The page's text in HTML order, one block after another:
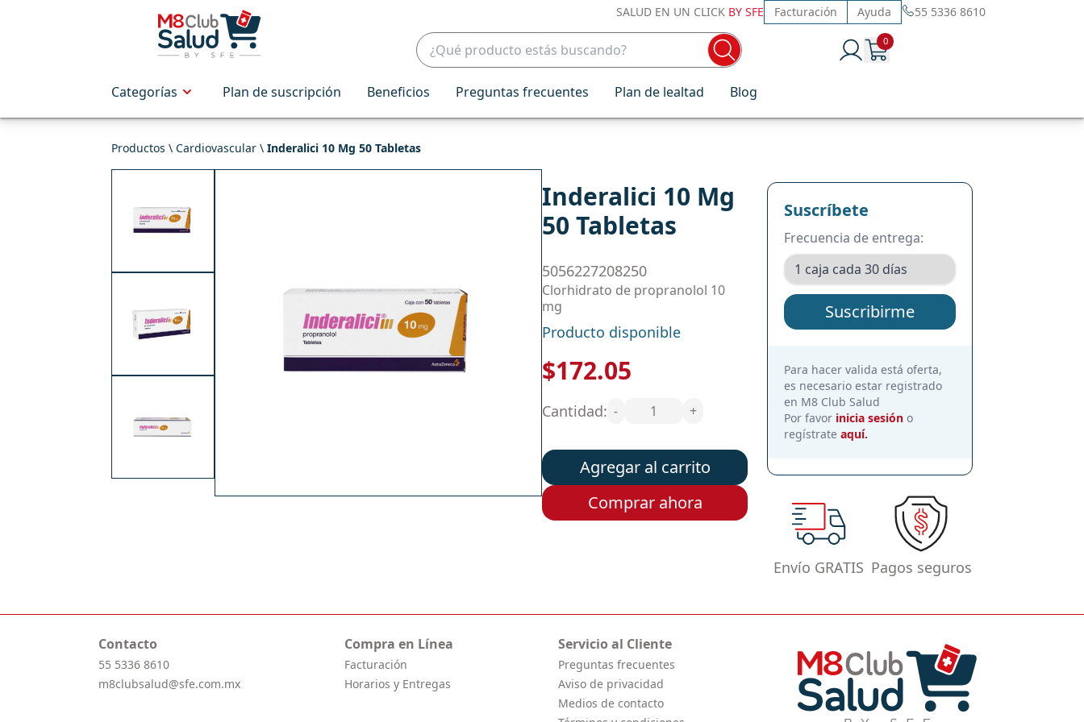
SALUD EN UN CLICK BY SFE Facturación Ayuda 55 5336 8610
0
Categorías Plan de suscripción Beneficios Preguntas frecuentes Plan de lealtad Blog
Productos \ Cardiovascular \ Inderalici 10 Mg 50 Tabletas
Inderalici 10 Mg
50 Tabletas
5056227208250
Clorhidrato de propranolol 10
mg
Producto disponible
$172.05
Cantidad: - 1 +
Agregar al carrito
Comprar ahora
Suscríbete
Frecuencia de entrega:
Suscribirme
Para hacer valida está oferta,
es necesario estar registrado
en M8 Club Salud
Por favor inicia sesión o
regístrate aquí.
Envío GRATIS Pagos seguros
Contacto
55 5336 8610
m8clubsalud@sfe.com.mx
Compra en Línea
Facturación
Horarios y Entregas
Servicio al Cliente
Preguntas frecuentes
Aviso de privacidad
Medios de contacto